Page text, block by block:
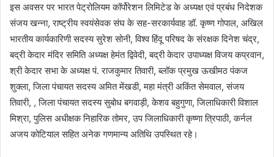
इस अवसर पर भारत पेट्रोलियम कॉर्पोरेशन लिमिटेड के अध्यक्ष एवं प्रबंध निदेशक
संजय खन्ना, राष्ट्रीय स्वयंसेवक संघ के सह-सरकार्यवाह डॉ. कृष्ण गोपाल, अखिल
भारतीय कार्यकारिणी सदस्य सुरेश सोनी, विश्व हिंदू परिषद के संरक्षक दिनेश चंद्र,
बद्री केदार मंदिर समिति अध्यक्ष हेमंत द्विवेदी, बद्री केदार उपाध्यक्ष विजय कप्रवान,
श्री केदार सभा के अध्यक्ष पं. राजकुमार तिवारी, ब्लॉक प्रमुख ऊखीमठ पंकज
शुक्ला, जिला पंचायत सदस्य अमित मेंखडी, महा मंत्री अकिंत सेमवाल, संजय
तिवारी, , जिला पंचायत सदस्य सुबोध बगवाड़ी, केशव बहुगुणा, जिलाधिकारी विशाल
मिश्रा, पुलिस अधीक्षक निहारिक तोमर, उप जिलाधिकारी कृष्णा त्रिपाठी, कर्नल
अजय कोटियाल सहित अनेक गणमान्य अतिथि उपस्थित रहे।